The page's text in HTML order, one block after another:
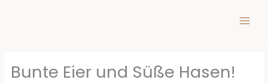
Bunte Eier und Süße Hasen!